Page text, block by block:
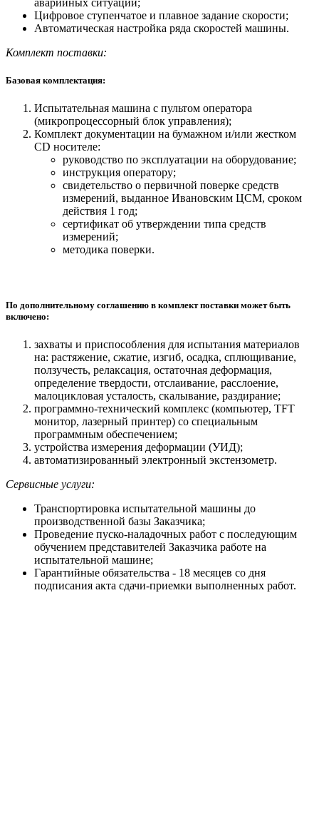
аварийных ситуаций;
Цифровое ступенчатое и плавное задание скорости;
Автоматическая настройка ряда скоростей машины.
Комплект поставки:
Базовая комплектация:
Испытательная машина с пультом оператора
(микропроцессорный блок управления);
Комплект документации на бумажном и/или жестком
СD носителе:
руководство по эксплуатации на оборудование;
инструкция оператору;
свидетельство о первичной поверке средств
измерений, выданное Ивановским ЦСМ, сроком
действия 1 год;
сертификат об утверждении типа средств
измерений;
методика поверки.
По дополнительному соглашению в комплект поставки может быть
включено:
захваты и приспособления для испытания материалов
на: растяжение, сжатие, изгиб, осадка, сплющивание,
ползучесть, релаксация, остаточная деформация,
определение твердости, отслаивание, расслоение,
малоцикловая усталость, скалывание, раздирание;
программно-технический комплекс (компьютер, TFT
монитор, лазерный принтер) со специальным
программным обеспечением;
устройства измерения деформации (УИД);
автоматизированный электронный экстензометр.
Сервисные услуги:
Транспортировка испытательной машины до
производственной базы Заказчика;
Проведение пуско-наладочных работ с последующим
обучением представителей Заказчика работе на
испытательной машине;
Гарантийные обязательства - 18 месяцев со дня
подписания акта сдачи-приемки выполненных работ.